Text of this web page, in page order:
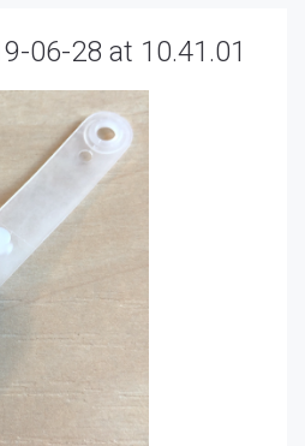
06-28 at 10.41.01